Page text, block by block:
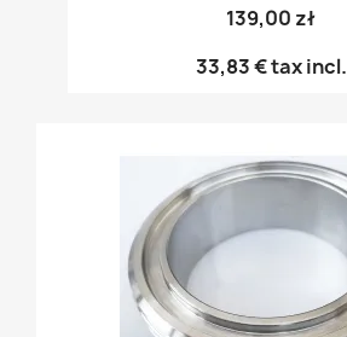
139,00 zł
33,83 €tax incl.